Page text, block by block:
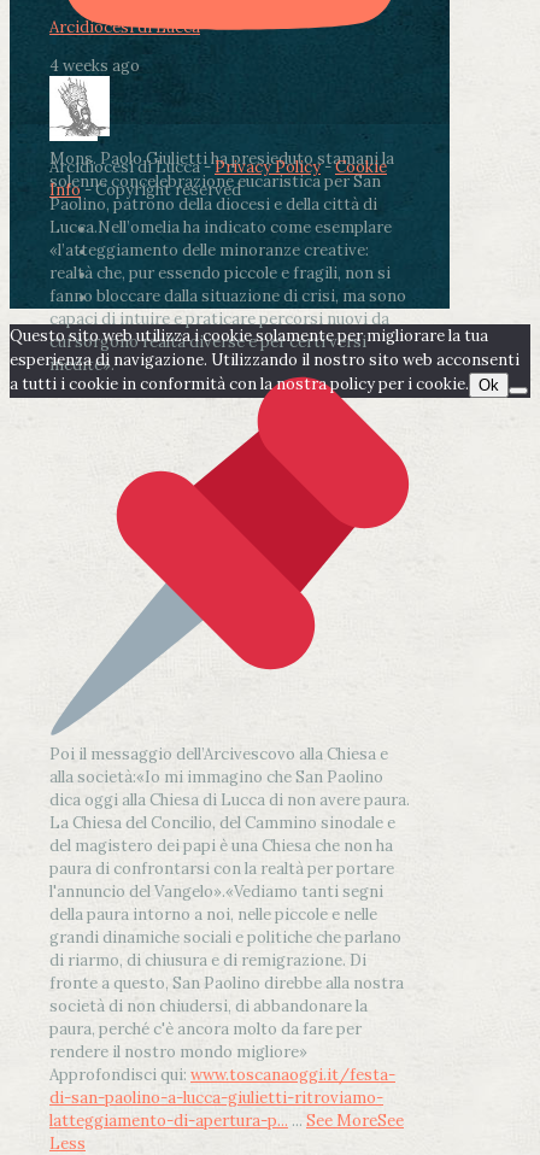
Arcidiocesi di Lucca
4 weeks ago
Mons. Paolo Giulietti ha presieduto stamani la
solenne concelebrazione eucaristica per San
Paolino, patrono della diocesi e della città di
Lucca.Nell’omelia ha indicato come esemplare
«l’atteggiamento delle minoranze creative:
realtà che, pur essendo piccole e fragili, non si
fanno bloccare dalla situazione di crisi, ma sono
capaci di intuire e praticare percorsi nuovi da
cui sorgono realtà diverse e per certi versi
inedite».
Poi il messaggio dell’Arcivescovo alla Chiesa e
alla società:«Io mi immagino che San Paolino
dica oggi alla Chiesa di Lucca di non avere paura.
La Chiesa del Concilio, del Cammino sinodale e
del magistero dei papi è una Chiesa che non ha
paura di confrontarsi con la realtà per portare
l'annuncio del Vangelo».«Vediamo tanti segni
della paura intorno a noi, nelle piccole e nelle
grandi dinamiche sociali e politiche che parlano
di riarmo, di chiusura e di remigrazione. Di
fronte a questo, San Paolino direbbe alla nostra
società di non chiudersi, di abbandonare la
paura, perché c'è ancora molto da fare per
rendere il nostro mondo migliore»
Approfondisci qui: www.toscanaoggi.it/festa-
di-san-paolino-a-lucca-giulietti-ritroviamo-
latteggiamento-di-apertura-p... ... See MoreSee
Less
Arcidiocesi di Lucca -Privacy Policy-Cookie
Info- Copyright reserved
Questo sito web utilizza i cookie solamente per migliorare la tua
esperienza di navigazione. Utilizzando il nostro sito web acconsenti
a tutti i cookie in conformità con la nostra policy per i cookie. Ok